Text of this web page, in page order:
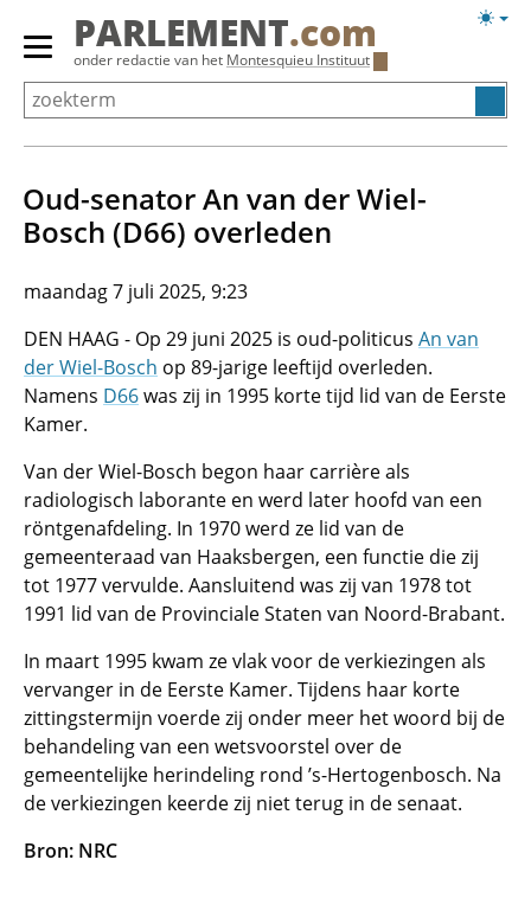
Overslaan
Primair
menu
tonen/verbergen
PARLEMENT.com
onder redactie van het Montesquieu Instituut
Oud-senator An van der Wiel-
Bosch (D66) overleden
maandag 7 juli 2025, 9:23
DEN HAAG - Op 29 juni 2025 is oud-politicus An van
der Wiel-Bosch op 89-jarige leeftijd overleden.
Namens D66was zij in 1995 korte tijd lid van de Eerste
Kamer.
Van der Wiel-Bosch begon haar carrière als
radiologisch laborante en werd later hoofd van een
röntgenafdeling. In 1970 werd ze lid van de
gemeenteraad van Haaksbergen, een functie die zij
tot 1977 vervulde. Aansluitend was zij van 1978 tot
1991 lid van de Provinciale Staten van Noord-Brabant.
In maart 1995 kwam ze vlak voor de verkiezingen als
vervanger in de Eerste Kamer. Tijdens haar korte
zittingstermijn voerde zij onder meer het woord bij de
behandeling van een wetsvoorstel over de
gemeentelijke herindeling rond ’s-Hertogenbosch. Na
de verkiezingen keerde zij niet terug in de senaat.
Bron: NRC